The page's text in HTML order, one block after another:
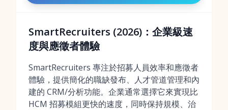
SmartRecruiters (2026)：企業級速
度與應徵者體驗
SmartRecruiters 專注於招募人員效率和應徵者
體驗，提供簡化的職缺發布、人才管道管理和內
建的 CRM/分析功能。企業通常選擇它來實現比
HCM 招募模組更快的速度，同時保持規模、治